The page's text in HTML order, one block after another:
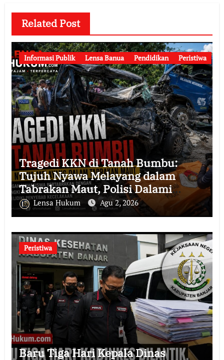
Related Post
Informasi Publik Lensa Banua Pendidikan Peristiwa
Tragedi KKN di Tanah Bumbu:
Tujuh Nyawa Melayang dalam
Tabrakan Maut, Polisi Dalami
Seluruh Faktor Penyebab
Kecelakaan
Lensa Hukum Agu 2, 2026
Peristiwa
Baru Tiga Hari Kepala Dinas